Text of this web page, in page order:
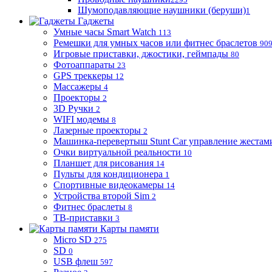
Шумоподавляющие наушники (беруши)1
Гаджеты
Умные часы Smart Watch 113
Ремешки для умных часов или фитнес браслетов 909
Игровые приставки, джостики, геймпады 80
Фотоаппараты 23
GPS треккеры 12
Массажеры 4
Проекторы 2
3D Ручки 2
WIFI модемы 8
Лазерные проекторы 2
Машинка-перевертыш Stunt Car управление
Очки виртуальной реальности 10
Планшет для рисования 14
Пульты для кондиционера 1
Спортивные видеокамеры 14
Устройства второй Sim 2
Фитнес браслеты 8
ТВ-приставки 3
Карты памяти
Micro SD 275
SD 0
USB флеш 597